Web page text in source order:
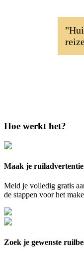
Hoe werkt het?
Maak je ruiladvertentie
Meld je volledig gratis
de stappen voor het
Zoek je gewenste